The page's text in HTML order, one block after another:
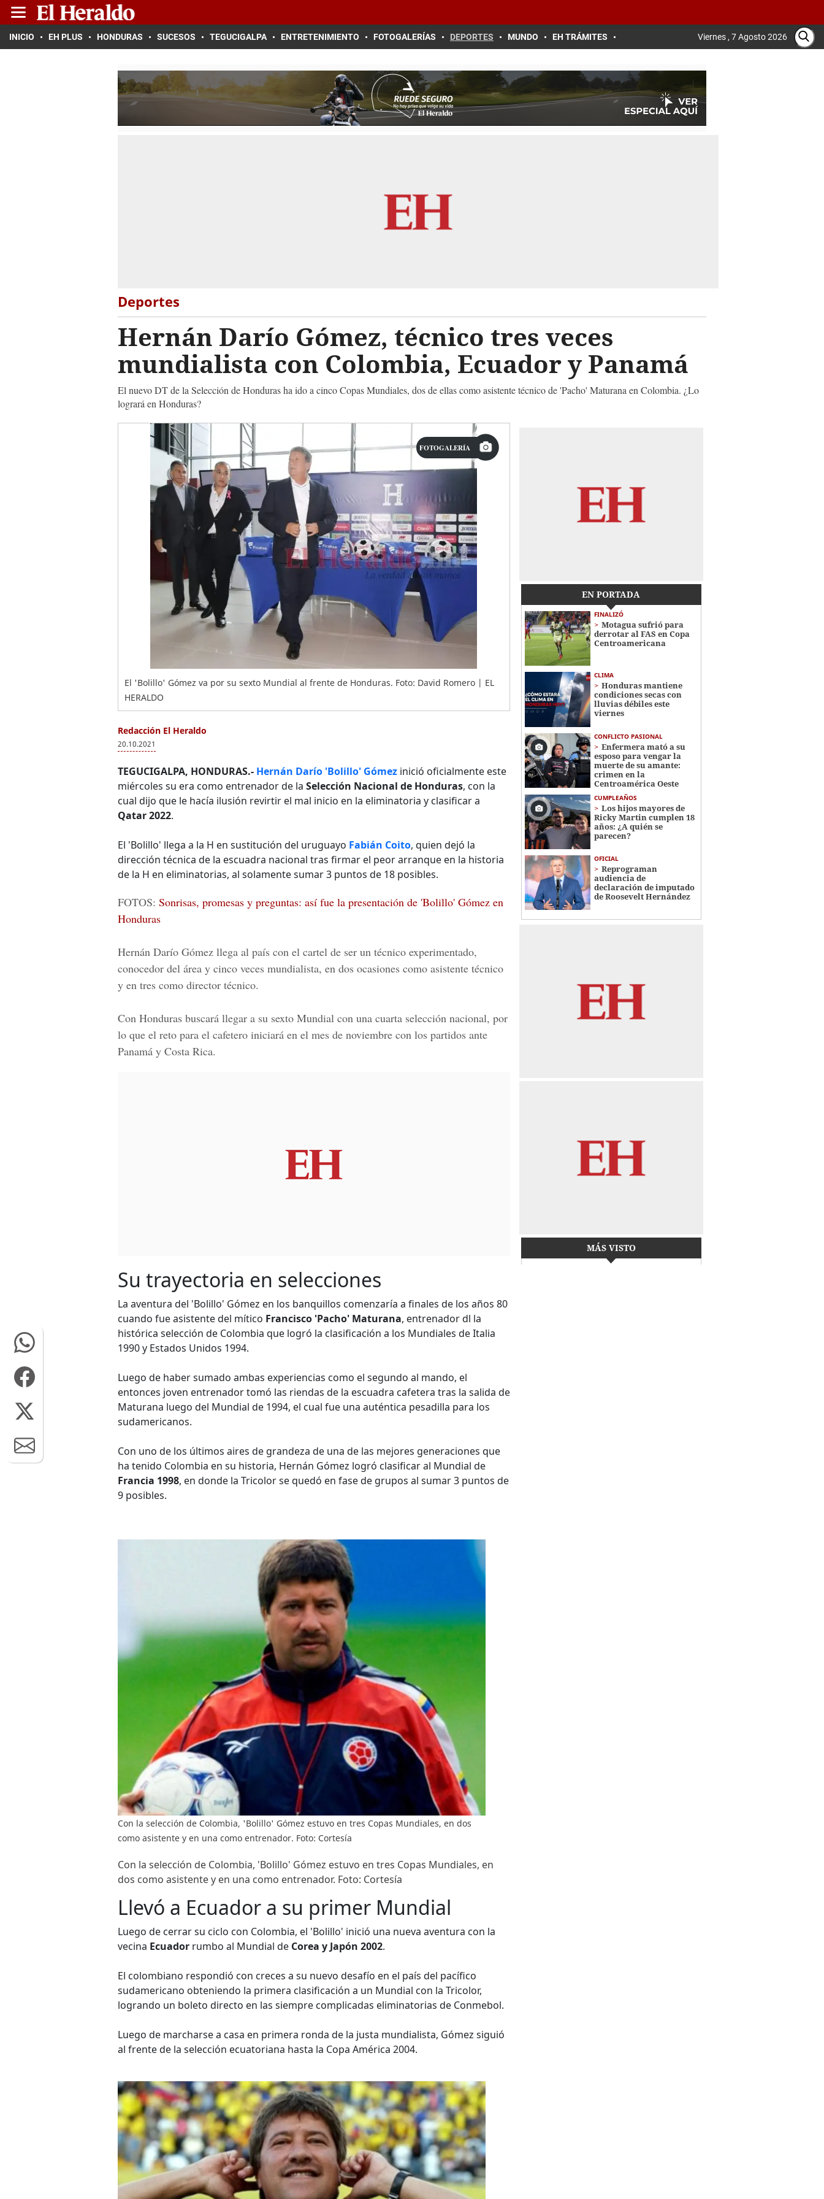
INICIO EH PLUS HONDURAS SUCESOS TEGUCIGALPA ENTRETENIMIENTO FOTOGALERÍAS DEPORTES MUNDO EH TRÁMITES Viernes , 7 Agosto 2026
Deportes
Hernán Darío Gómez, técnico tres veces
mundialista con Colombia, Ecuador y Panamá
El nuevo DT de la Selección de Honduras ha ido a cinco Copas Mundiales, dos de ellas como asistente técnico de 'Pacho' Maturana en Colombia. ¿Lo
logrará en Honduras?
FOTOGALERÍA
El 'Bolillo' Gómez va por su sexto Mundial al frente de Honduras. Foto: David Romero | EL
HERALDO
Redacción El Heraldo
20.10.2021
TEGUCIGALPA, HONDURAS.- Hernán Darío 'Bolillo' Gómez inició oficialmente este
miércoles su era como entrenador de la Selección Nacional de Honduras, con la
cual dijo que le hacía ilusión revirtir el mal inicio en la eliminatoria y clasificar a
Qatar 2022.
El 'Bolillo' llega a la H en sustitución del uruguayo Fabián Coito, quien dejó la
dirección técnica de la escuadra nacional tras firmar el peor arranque en la historia
de la H en eliminatorias, al solamente sumar 3 puntos de 18 posibles.
FOTOS: Sonrisas, promesas y preguntas: así fue la presentación de 'Bolillo' Gómez en
Honduras
Hernán Darío Gómez llega al país con el cartel de ser un técnico experimentado,
conocedor del área y cinco veces mundialista, en dos ocasiones como asistente técnico
y en tres como director técnico.
Con Honduras buscará llegar a su sexto Mundial con una cuarta selección nacional, por
lo que el reto para el cafetero iniciará en el mes de noviembre con los partidos ante
Panamá y Costa Rica.
Su trayectoria en selecciones
La aventura del 'Bolillo' Gómez en los banquillos comenzaría a finales de los años 80
cuando fue asistente del mítico Francisco 'Pacho' Maturana, entrenador dl la
histórica selección de Colombia que logró la clasificación a los Mundiales de Italia
1990 y Estados Unidos 1994.
Luego de haber sumado ambas experiencias como el segundo al mando, el
entonces joven entrenador tomó las riendas de la escuadra cafetera tras la salida de
Maturana luego del Mundial de 1994, el cual fue una auténtica pesadilla para los
sudamericanos.
Con uno de los últimos aires de grandeza de una de las mejores generaciones que
ha tenido Colombia en su historia, Hernán Gómez logró clasificar al Mundial de
Francia 1998, en donde la Tricolor se quedó en fase de grupos al sumar 3 puntos de
9 posibles.
Con la selección de Colombia, 'Bolillo' Gómez estuvo en tres Copas Mundiales, en dos
como asistente y en una como entrenador. Foto: Cortesía
Con la selección de Colombia, 'Bolillo' Gómez estuvo en tres Copas Mundiales, en
dos como asistente y en una como entrenador. Foto: Cortesía
Llevó a Ecuador a su primer Mundial
Luego de cerrar su ciclo con Colombia, el 'Bolillo' inició una nueva aventura con la
vecina Ecuador rumbo al Mundial de Corea y Japón 2002.
El colombiano respondió con creces a su nuevo desafío en el país del pacífico
sudamericano obteniendo la primera clasificación a un Mundial con la Tricolor,
logrando un boleto directo en las siempre complicadas eliminatorias de Conmebol.
Luego de marcharse a casa en primera ronda de la justa mundialista, Gómez siguió
al frente de la selección ecuatoriana hasta la Copa América 2004.
EN PORTADA
FINALIZÓ
Motagua sufrió para
derrotar al FAS en Copa
Centroamericana
CLIMA
Honduras mantiene
condiciones secas con
lluvias débiles este
viernes
CONFLICTO PASIONAL
Enfermera mató a su
esposo para vengar la
muerte de su amante:
crimen en la
Centroamérica Oeste
CUMPLEAÑOS
Los hijos mayores de
Ricky Martin cumplen 18
años: ¿A quién se
parecen?
OFICIAL
Reprograman
audiencia de
declaración de imputado
de Roosevelt Hernández
MÁS VISTO